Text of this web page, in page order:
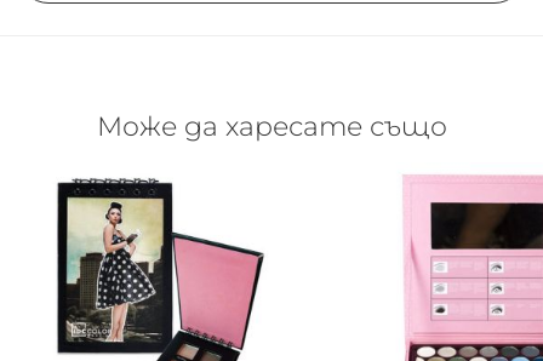
Може да харесате също